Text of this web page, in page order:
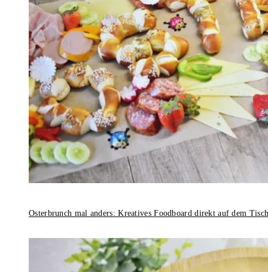
Osterbrunch mal anders: Kreatives Foodboard direkt auf dem